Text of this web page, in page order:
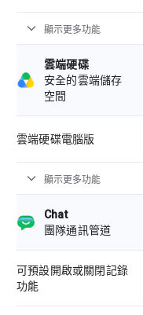
expand_more 顯示更多功能
雲端硬碟
安全的雲端儲存
空間
雲端硬碟電腦版
expand_more 顯示更多功能
Chat
團隊通訊管道
可預設開啟或關閉記錄
功能